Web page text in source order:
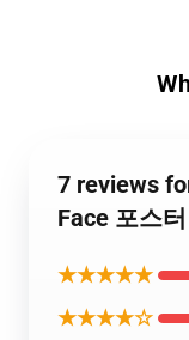
7 reviews
Face 포스
★★★★★
★★★★☆